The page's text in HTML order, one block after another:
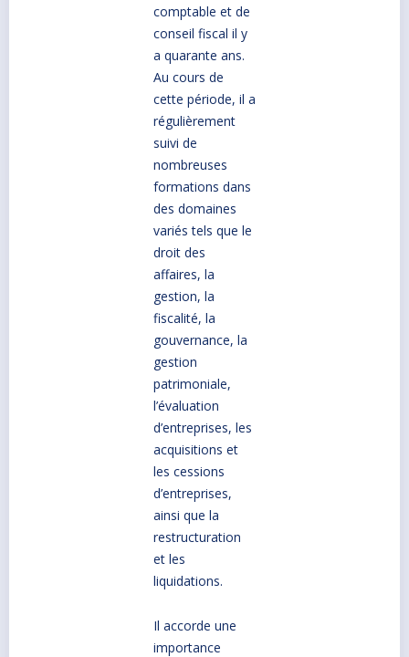
comptable et de
conseil fiscal il y
a quarante ans.
Au cours de
cette période, il a
régulièrement
suivi de
nombreuses
formations dans
des domaines
variés tels que le
droit des
affaires, la
gestion, la
fiscalité, la
gouvernance, la
gestion
patrimoniale,
l’évaluation
d’entreprises, les
acquisitions et
les cessions
d’entreprises,
ainsi que la
restructuration
et les
liquidations.
Il accorde une
importance